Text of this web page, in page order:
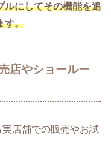
ルにしてその機能を追
す。
店やショールー
店舗での販売やお試